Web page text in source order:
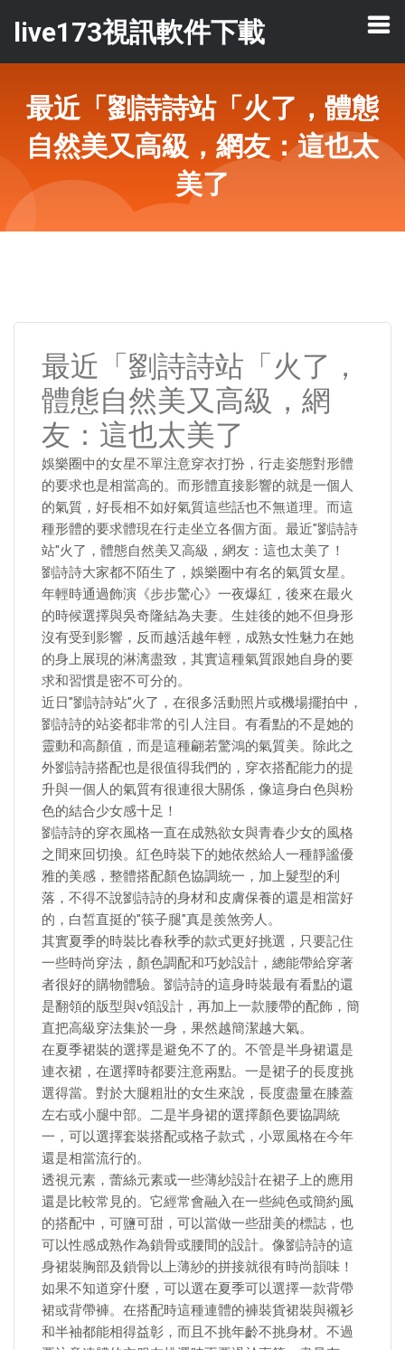
live173視訊軟件下載
最近「劉詩詩站「火了，體態
自然美又高級，網友：這也太
美了
最近「劉詩詩站「火了，
體態自然美又高級，網
友：這也太美了
娛樂圈中的女星不單注意穿衣打扮，行走姿態對形體
的要求也是相當高的。而形體直接影響的就是一個人
的氣質，好長相不如好氣質這些話也不無道理。而這
種形體的要求體現在行走坐立各個方面。最近"劉詩詩
站"火了，體態自然美又高級，網友：這也太美了！
劉詩詩大家都不陌生了，娛樂圈中有名的氣質女星。
年輕時通過飾演《步步驚心》一夜爆紅，後來在最火
的時候選擇與吳奇隆結為夫妻。生娃後的她不但身形
沒有受到影響，反而越活越年輕，成熟女性魅力在她
的身上展現的淋漓盡致，其實這種氣質跟她自身的要
求和習慣是密不可分的。
近日"劉詩詩站"火了，在很多活動照片或機場擺拍中，
劉詩詩的站姿都非常的引人注目。有看點的不是她的
靈動和高顏值，而是這種翩若驚鴻的氣質美。除此之
外劉詩詩搭配也是很值得我們的，穿衣搭配能力的提
升與一個人的氣質有很連很大關係，像這身白色與粉
色的結合少女感十足！
劉詩詩的穿衣風格一直在成熟欲女與青春少女的風格
之間來回切換。紅色時裝下的她依然給人一種靜謐優
雅的美感，整體搭配顏色協調統一，加上髮型的利
落，不得不說劉詩詩的身材和皮膚保養的還是相當好
的，白皙直挺的"筷子腿"真是羨煞旁人。
其實夏季的時裝比春秋季的款式更好挑選，只要記住
一些時尚穿法，顏色調配和巧妙設計，總能帶給穿著
者很好的購物體驗。劉詩詩的這身時裝最有看點的還
是翻領的版型與v領設計，再加上一款腰帶的配飾，簡
直把高級穿法集於一身，果然越簡潔越大氣。
在夏季裙裝的選擇是避免不了的。不管是半身裙還是
連衣裙，在選擇時都要注意兩點。一是裙子的長度挑
選得當。對於大腿粗壯的女生來說，長度盡量在膝蓋
左右或小腿中部。二是半身裙的選擇顏色要協調統
一，可以選擇套裝搭配或格子款式，小眾風格在今年
還是相當流行的。
透視元素，蕾絲元素或一些薄紗設計在裙子上的應用
還是比較常見的。它經常會融入在一些純色或簡約風
的搭配中，可鹽可甜，可以當做一些甜美的標誌，也
可以性感成熟作為鎖骨或腰間的設計。像劉詩詩的這
身裙裝胸部及鎖骨以上薄紗的拼接就很有時尚韻味！
如果不知道穿什麼，可以選在夏季可以選擇一款背帶
裙或背帶褲。在搭配時這種連體的褲裝貨裙裝與襯衫
和半袖都能相得益彰，而且不挑年齡不挑身材。不過